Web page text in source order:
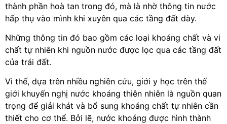
thành phần hoà tan trong đó, mà là nhờ thông tin nước
hấp thụ vào mình khi xuyên qua các tầng đất dày.
Những thông tin đó bao gồm các loại khoáng chất và vi
chất tự nhiên khi nguồn nước được lọc qua các tầng đất
của trái đất.
Vì thế, dựa trên nhiều nghiên cứu, giới y học trên thế
giới khuyến nghị nước khoáng thiên nhiên là nguồn quan
trọng để giải khát và bổ sung khoáng chất tự nhiên cần
thiết cho cơ thể. Bởi lẽ, nước khoáng được hình thành